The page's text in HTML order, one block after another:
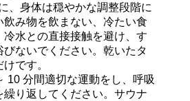
、身体は穏やかな調整段階に
飲み物を飲まない、冷たい食
冷水との直接接触を避け、す
びないでください。乾いたタ
です。
10 分間適切な運動をし、呼吸
繰り返してください。サウナ